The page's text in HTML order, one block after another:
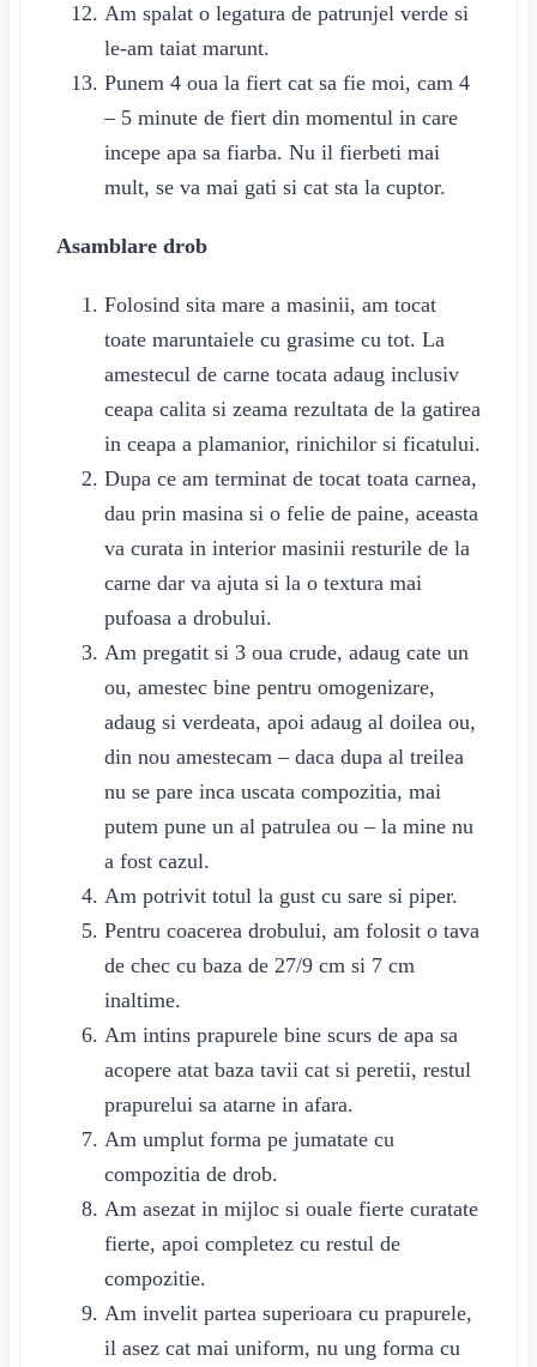
Am spalat o legatura de patrunjel verde si
le-am taiat marunt.
Punem 4 oua la fiert cat sa fie moi, cam 4
– 5 minute de fiert din momentul in care
incepe apa sa fiarba. Nu il fierbeti mai
mult, se va mai gati si cat sta la cuptor.
Asamblare drob
Folosind sita mare a masinii, am tocat
toate maruntaiele cu grasime cu tot. La
amestecul de carne tocata adaug inclusiv
ceapa calita si zeama rezultata de la gatirea
in ceapa a plamanior, rinichilor si ficatului.
Dupa ce am terminat de tocat toata carnea,
dau prin masina si o felie de paine, aceasta
va curata in interior masinii resturile de la
carne dar va ajuta si la o textura mai
pufoasa a drobului.
Am pregatit si 3 oua crude, adaug cate un
ou, amestec bine pentru omogenizare,
adaug si verdeata, apoi adaug al doilea ou,
din nou amestecam – daca dupa al treilea
nu se pare inca uscata compozitia, mai
putem pune un al patrulea ou – la mine nu
a fost cazul.
Am potrivit totul la gust cu sare si piper.
Pentru coacerea drobului, am folosit o tava
de chec cu baza de 27/9 cm si 7 cm
inaltime.
Am intins prapurele bine scurs de apa sa
acopere atat baza tavii cat si peretii, restul
prapurelui sa atarne in afara.
Am umplut forma pe jumatate cu
compozitia de drob.
Am asezat in mijloc si ouale fierte curatate
fierte, apoi completez cu restul de
compozitie.
Am invelit partea superioara cu prapurele,
il asez cat mai uniform, nu ung forma cu